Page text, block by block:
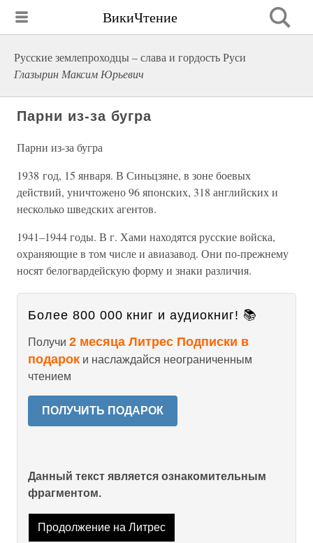
ВикиЧтение
Русские землепроходцы – слава и гордость Руси
Глазырин Максим Юрьевич
Парни из-за бугра
Парни из-за бугра
1938 год, 15 января. В Синьцзяне, в зоне боевых
действий, уничтожено 96 японских, 318 английских и
несколько шведских агентов.
1941–1944 годы. В г. Хами находятся русские войска,
охраняющие в том числе и авиазавод. Они по-прежнему
носят белогвардейскую форму и знаки различия.
Более 800 000 книг и аудиокниг! 📚
Получи 2 месяца Литрес Подписки в
подарок и наслаждайся неограниченным
чтением
ПОЛУЧИТЬ ПОДАРОК
Данный текст является ознакомительным
фрагментом.
Продолжение на Литрес